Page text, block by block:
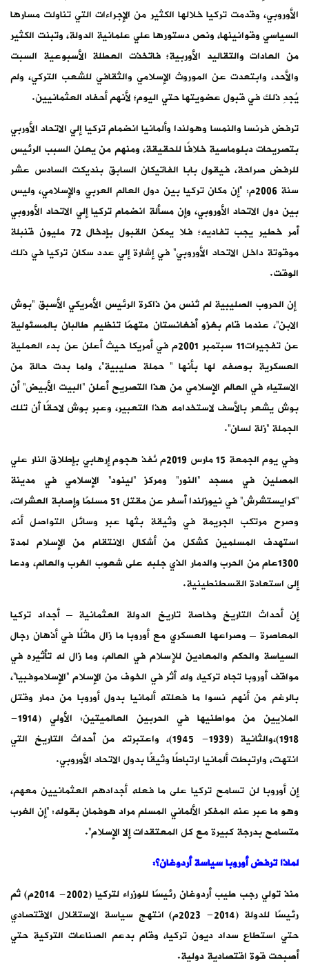
الأوروبي، وقدمت تركيا خلالها الكثير من الإجراءات التي تناولت مسارها
السياسي وقوانينها، ونص دستورها علي علمانية الدولة، وتبنت الكثير
من العادات والتقاليد الأوربية؛ فاتخذت العطلة الأسبوعية السبت
والأحد، وابتعدت عن الموروث الإسلامي والثقافي للشعب التركي، ولم
يُجدِ ذلك في قبول عضويتها حتي اليوم؛ لأنهم أحفاد العثمانيين.
ترفض فرنسا والنمسا وهولندا وألمانيا انضمام تركيا إلي الاتحاد الأوربي
بتصريحات دبلوماسية خلافًا للحقيقة، ومنهم من يعلن السبب الرئيس
للرفض صراحة، فيقول بابا الفاتيكان السابق بنديكت السادس عشر
سنة 2006م: “إن مكان تركيا بين دول العالم العربي والإسلامي، وليس
بين دول الاتحاد الأوروبي، وإن مسألة انضمام تركيا إلي الاتحاد الأوروبي
أمر خطير يجب تفاديه؛ فلا يمكن القبول بإدخال 72 مليون قنبلة
موقوتة داخل الاتحاد الأوروبي” في إشارة إلي عدد سكان تركيا في ذلك
الوقت.
إن الحروب الصليبية لم تُنس من ذاكرة الرئيس الأمريكي الأسبق “بوش
الابن”، عندما قام بغزو أفغانستان متهمًا تنظيم طالبان بالمسئولية
عن تفجيرات11 سبتمبر 2001م في أمريكا حيث أعلن عن بدء العملية
العسكرية بوصفه لها بأنها ” حملة صليبية”، ولما بدت حالة من
الاستياء في العالم الإسلامي من هذا التصريح أعلن “البيت الأبيض” أن
بوش يشعر بالأسف لاستخدامه هذا التعبير، وعبر بوش لاحقًا أن تلك
الجملة “زلة لسان”.
وفي يوم الجمعة 15 مارس 2019م نُفذ هجوم إرهابي بإطلاق النار علي
المصلين في مسجد “النور” ومركز “لينود” الإسلامي في مدينة
“كرايستشرش” في نيوزلندا أسفر عن مقتل 51 مسلمًا وإصابة العشرات،
وصرح مرتكب الجريمة في وثيقة بثها عبر وسائل التواصل أنه
استهدف المسلمين كشكل من أشكال الانتقام من الإسلام لمدة
1300عام من الحرب والدمار الذي جلبه على شعوب الغرب والعالم، ودعا
إلى استعادة القسطنطينية.
إن أحداث التاريخ وخاصة تاريخ الدولة العثمانية – أجداد تركيا
المعاصرة – وصراعها العسكري مع أوروبا ما زال ماثلًا في أذهان رجال
السياسة والحكم والمعادين للإسلام في العالم، وما زال له تأثيره في
مواقف أوروبا تجاه تركيا، وله أثر في الخوف من الإسلام “الإسلاموفبيا”،
بالرغم من أنهم نسوا ما فعلته ألمانيا بدول أوروبا من دمار وقتل
الملايين من مواطنيها في الحربين العالميتين: الأولي (1914-
1918)،والثانية (1939- 1945)، واعتبرته من أحداث التاريخ التي
انتهت، وارتبطت ألمانيا ارتباطًا وثيقًا بدول الاتحاد الأوروبي.
إن أوروبا لن تسامح تركيا على ما فعله أجدادهم العثمانيين معهم،
وهو ما عبر عنه المفكر الألماني المسلم مراد هوفمان بقوله: “إن الغرب
متسامح بدرجة كبيرة مع كل المعتقدات إلا الإسلام”.
لماذا ترفض أوروبا سياسة أردوغان؟:
منذ تولي رجب طيب أردوغان رئيسًا للوزراء لتركيا (2002- 2014م) ثم
رئيسًا للدولة (2014- 2023م) انتهج سياسة الاستقلال الاقتصادي
حتي استطاع سداد ديون تركيا، وقام بدعم الصناعات التركية حتي
أصبحت قوة اقتصادية دولية.